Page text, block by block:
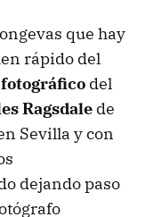
que hay
rápido del
del
Ragsdale de
Sevilla y con
dejando paso